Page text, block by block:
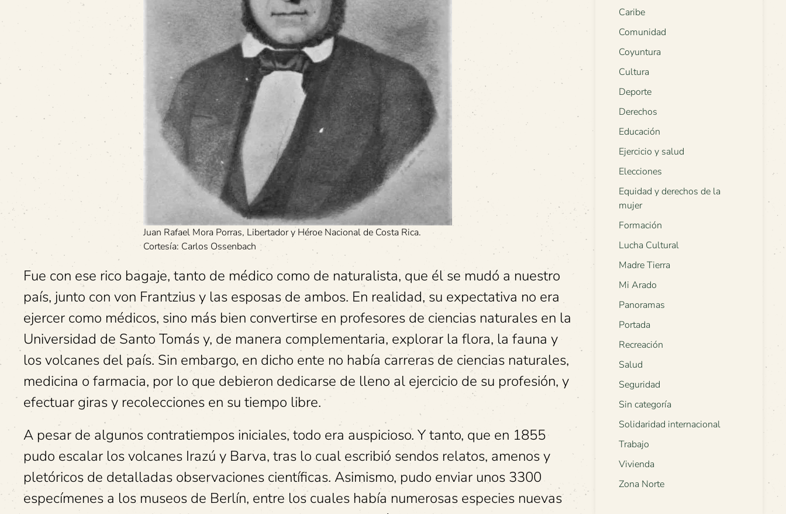
Juan Rafael Mora Porras, Libertador y Héroe Nacional de Costa Rica.
Cortesía: Carlos Ossenbach
Fue con ese rico bagaje, tanto de médico como de naturalista, que él se mudó a nuestro
país, junto con von Frantzius y las esposas de ambos. En realidad, su expectativa no era
ejercer como médicos, sino más bien convertirse en profesores de ciencias naturales en la
Universidad de Santo Tomás y, de manera complementaria, explorar la flora, la fauna y
los volcanes del país. Sin embargo, en dicho ente no había carreras de ciencias naturales,
medicina o farmacia, por lo que debieron dedicarse de lleno al ejercicio de su profesión, y
efectuar giras y recolecciones en su tiempo libre.
A pesar de algunos contratiempos iniciales, todo era auspicioso. Y tanto, que en 1855
pudo escalar los volcanes Irazú y Barva, tras lo cual escribió sendos relatos, amenos y
pletóricos de detalladas observaciones científicas. Asimismo, pudo enviar unos 3300
especímenes a los museos de Berlín, entre los cuales había numerosas especies nuevas
Caribe
Comunidad
Coyuntura
Cultura
Deporte
Derechos
Educación
Ejercicio y salud
Elecciones
Equidad y derechos de la
mujer
Formación
Lucha Cultural
Madre Tierra
Mi Arado
Panoramas
Portada
Recreación
Salud
Seguridad
Sin categoría
Solidaridad internacional
Trabajo
Vivienda
Zona Norte